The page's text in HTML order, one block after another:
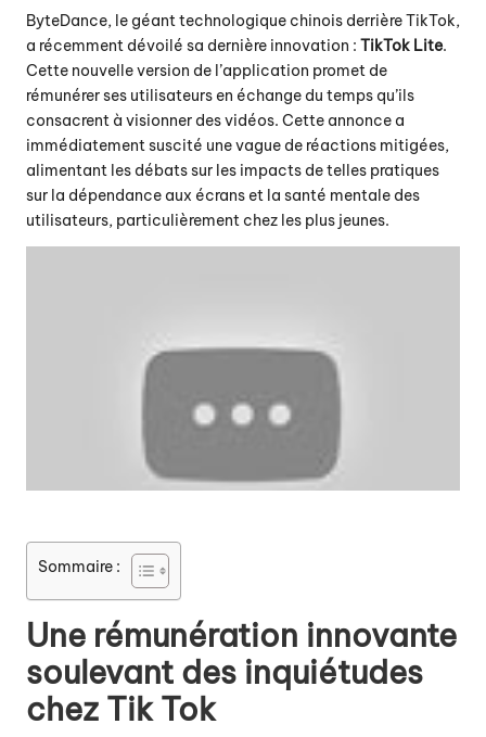
ByteDance, le géant technologique chinois derrière TikTok,
a récemment dévoilé sa dernière innovation : TikTok Lite.
Cette nouvelle version de l’application promet de
rémunérer ses utilisateurs en échange du temps qu’ils
consacrent à visionner des vidéos. Cette annonce a
immédiatement suscité une vague de réactions mitigées,
alimentant les débats sur les impacts de telles pratiques
sur la dépendance aux écrans et la santé mentale des
utilisateurs, particulièrement chez les plus jeunes.
Sommaire :
Une rémunération innovante
soulevant des inquiétudes
chez Tik Tok